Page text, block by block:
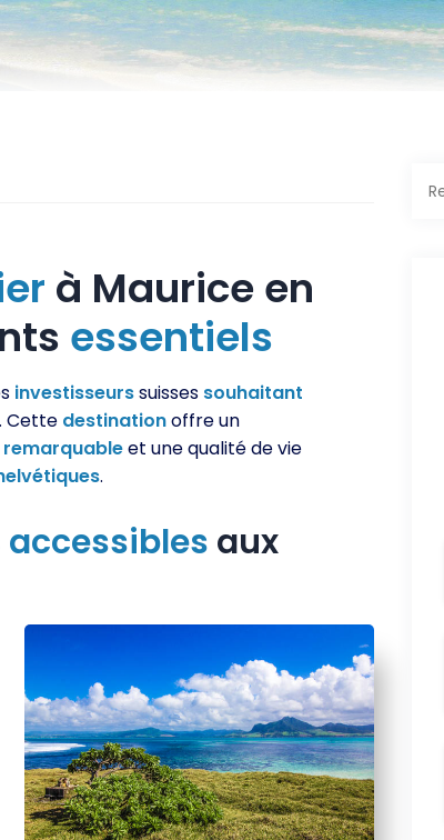
à Maurice en
essentiels
investisseurssuisses souhaitant
. Cette destinationoffre un
remarquableet une qualité de vie
.
accessibles aux